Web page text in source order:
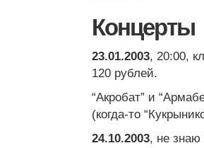
Концерты
23.01.2003, 20:00,
120 рублей.
“Акробат” и
(когда-то
24.10.2003, не знаю